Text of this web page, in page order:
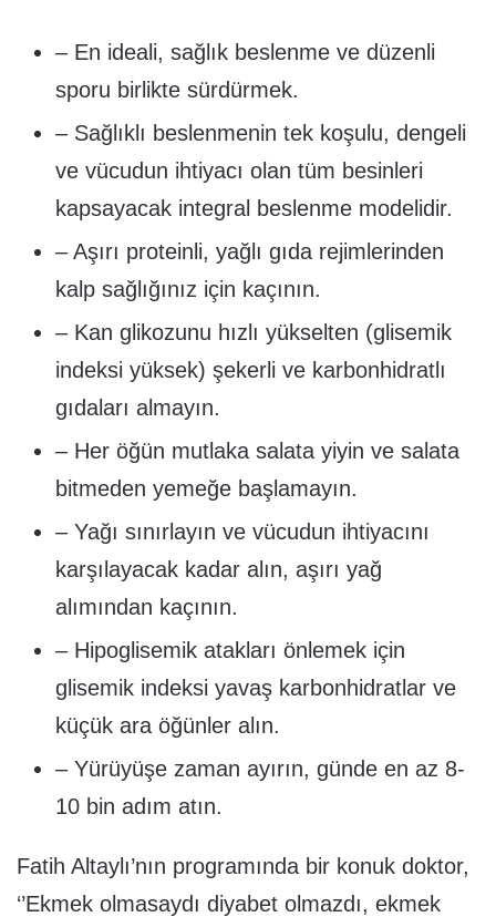
– En ideali, sağlık beslenme ve düzenli
sporu birlikte sürdürmek.
– Sağlıklı beslenmenin tek koşulu, dengeli
ve vücudun ihtiyacı olan tüm besinleri
kapsayacak integral beslenme modelidir.
– Aşırı proteinli, yağlı gıda rejimlerinden
kalp sağlığınız için kaçının.
– Kan glikozunu hızlı yükselten (glisemik
indeksi yüksek) şekerli ve karbonhidratlı
gıdaları almayın.
– Her öğün mutlaka salata yiyin ve salata
bitmeden yemeğe başlamayın.
– Yağı sınırlayın ve vücudun ihtiyacını
karşılayacak kadar alın, aşırı yağ
alımından kaçının.
– Hipoglisemik atakları önlemek için
glisemik indeksi yavaş karbonhidratlar ve
küçük ara öğünler alın.
– Yürüyüşe zaman ayırın, günde en az 8-
10 bin adım atın.
Fatih Altaylı’nın programında bir konuk doktor,
‘’Ekmek olmasaydı diyabet olmazdı, ekmek